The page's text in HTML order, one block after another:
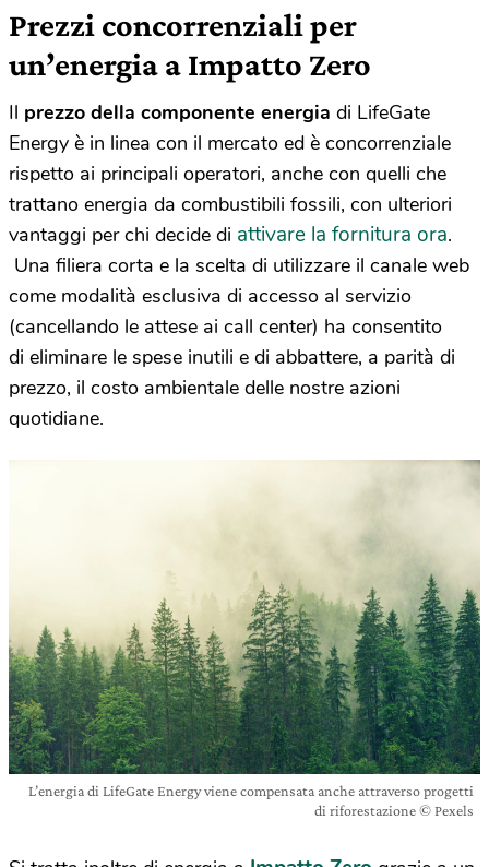
Prezzi concorrenziali per
un’energia a Impatto Zero
Il prezzo della componente energia di LifeGate
Energy è in linea con il mercato ed è concorrenziale
rispetto ai principali operatori, anche con quelli che
trattano energia da combustibili fossili, con ulteriori
vantaggi per chi decide di attivare la fornitura ora.
Una filiera corta e la scelta di utilizzare il canale web
come modalità esclusiva di accesso al servizio
(cancellando le attese ai call center) ha consentito
di eliminare le spese inutili e di abbattere, a parità di
prezzo, il costo ambientale delle nostre azioni
quotidiane.
L’energia di LifeGate Energy viene compensata anche attraverso progetti
di riforestazione © Pexels